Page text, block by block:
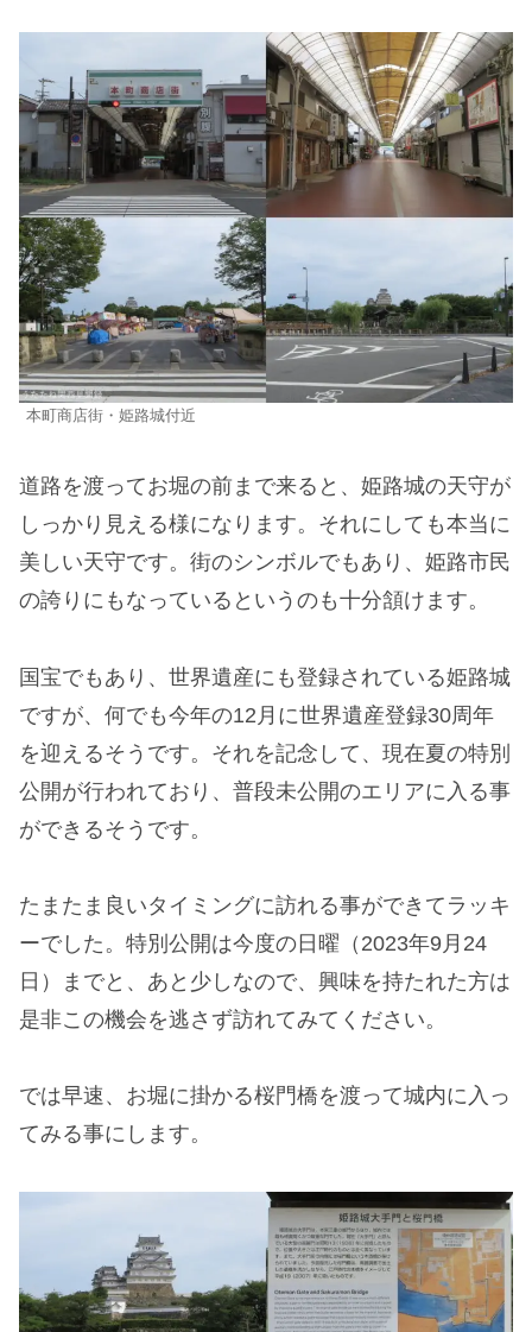
本町商店街・姫路城付近
道路を渡ってお堀の前まで来ると、姫路城の天守が
しっかり見える様になります。それにしても本当に
美しい天守です。街のシンボルでもあり、姫路市民
の誇りにもなっているというのも十分頷けます。
国宝でもあり、世界遺産にも登録されている姫路城
ですが、何でも今年の12月に世界遺産登録30周年
を迎えるそうです。それを記念して、現在夏の特別
公開が行われており、普段未公開のエリアに入る事
ができるそうです。
たまたま良いタイミングに訪れる事ができてラッキ
ーでした。特別公開は今度の日曜（2023年9月24
日）までと、あと少しなので、興味を持たれた方は
是非この機会を逃さず訪れてみてください。
では早速、お堀に掛かる桜門橋を渡って城内に入っ
てみる事にします。